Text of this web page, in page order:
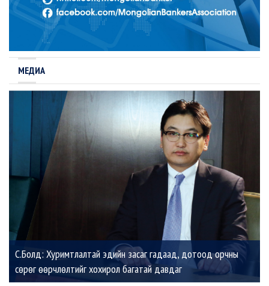
МЕДИА
С.Болд: Хуримтлалтай эдийн засаг гадаад, дотоод орчны
сөрөг өөрчлөлтийг хохирол багатай давдаг